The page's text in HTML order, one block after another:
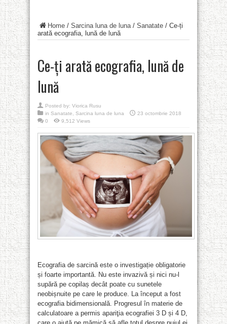
Home / Sarcina luna de luna/ Sanatate / Ce-ți
arată ecografia, lună de lună
Ce-ți arată ecografia, lună de
lună
Posted by: Viorica Rusu
in Sanatate Sarcina luna de luna
23 octombrie 2018
0
9,512 Views
Ecografia de sarcină este o investigație obligatorie
și foarte importantă. Nu este invazivă și nici nu-l
supără pe copilaș decât poate cu sunetele
neobișnuite pe care le produce. La început a fost
ecografia bidimensională. Progresul în materie de
calculatoare a permis apariţia ecografiei 3 D și 4 D,